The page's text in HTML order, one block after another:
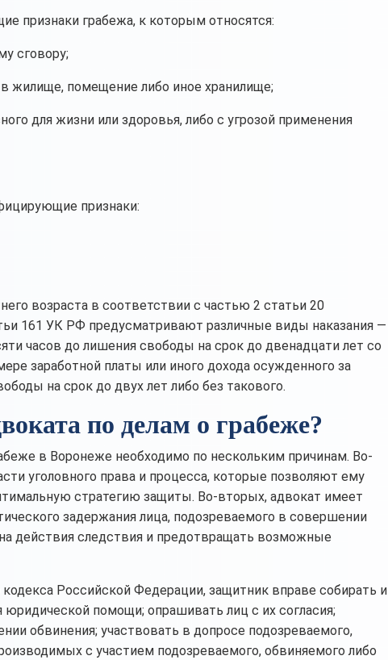
признаки грабежа, к которым относятся:
сговору;
жилище, помещение либо иное хранилище;
для жизни или здоровья, либо с угрозой применения
признаки:
возраста в соответствии с частью 2 статьи 20
161 УК РФ предусматривают различные виды наказания —
часов до лишения свободы на срок до двенадцати лет со
заработной платы или иного дохода осужденного за
на срок до двух лет либо без такового.
по делам о грабеже?
в Воронеже необходимо по нескольким причинам. Во-
уголовного права и процесса, которые позволяют ему
стратегию защиты. Во-вторых, адвокат имеет
задержания лица, подозреваемого в совершении
действия следствия и предотвращать возможные
Российской Федерации, защитник вправе собирать и
юридической помощи; опрашивать лиц с их согласия;
обвинения; участвовать в допросе подозреваемого,
с участием подозреваемого, обвиняемого либо